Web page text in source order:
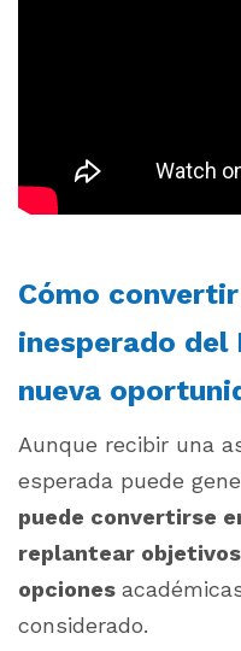
Cómo
inesperado del
nueva
Aunque recibir una
esperada puede
puede convertirse
replantear
opciones
considerado.